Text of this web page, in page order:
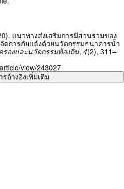
แนวทางส่งเสริมการมีส่วนร่วมของ
ดการภัยแล้งด้วยนวัตกรรมธนาคารน้ำ
รองและนวัตกรรมท้องถิ่น, 4(2), 311–
view/243027
อ้างอิงเพิ่มเติม